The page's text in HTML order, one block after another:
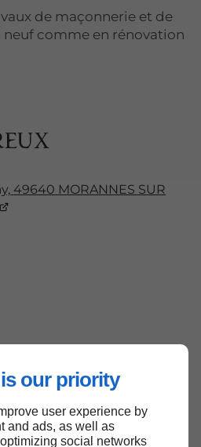
our priority
user experience by
and ads, as well as
social networks
49640 MORANNES SUR
de maçonnerie et de
neuf comme en rénovation